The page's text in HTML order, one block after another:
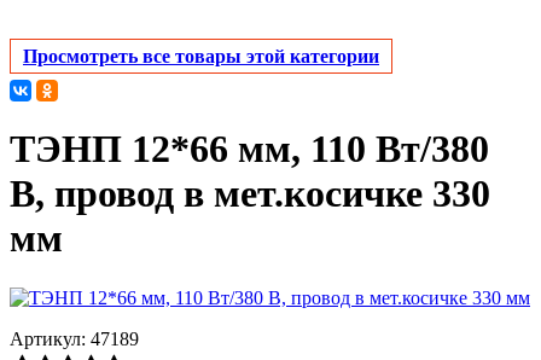
Просмотреть все товары этой категории
ТЭНП 12*66 мм, 110 Вт/380
В, провод в мет.косичке 330
мм
Артикул: 47189